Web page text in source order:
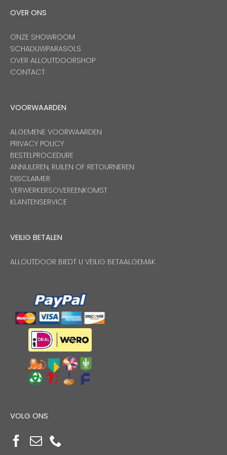
OVER ONS
ONZE SHOWROOM
SCHADUWPARASOLS
OVER ALLOUTDOORSHOP
CONTACT
VOORWAARDEN
ALGEMENE VOORWAARDEN
PRIVACY POLICY
BESTELPROCEDURE
ANNULEREN, RUILEN OF RETOURNEREN
DISCLAIMER
VERWERKERSOVEREENKOMST
KLANTENSERVICE
VEILIG BETALEN
ALLOUTDOOR BIEDT U VEILIG BETAALGEMAK
VOLG ONS